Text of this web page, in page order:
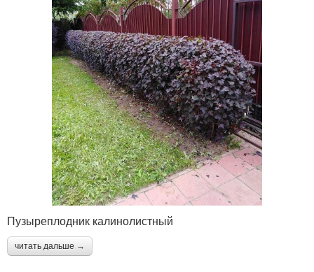
Пузыреплодник калинолистный
читать дальше →